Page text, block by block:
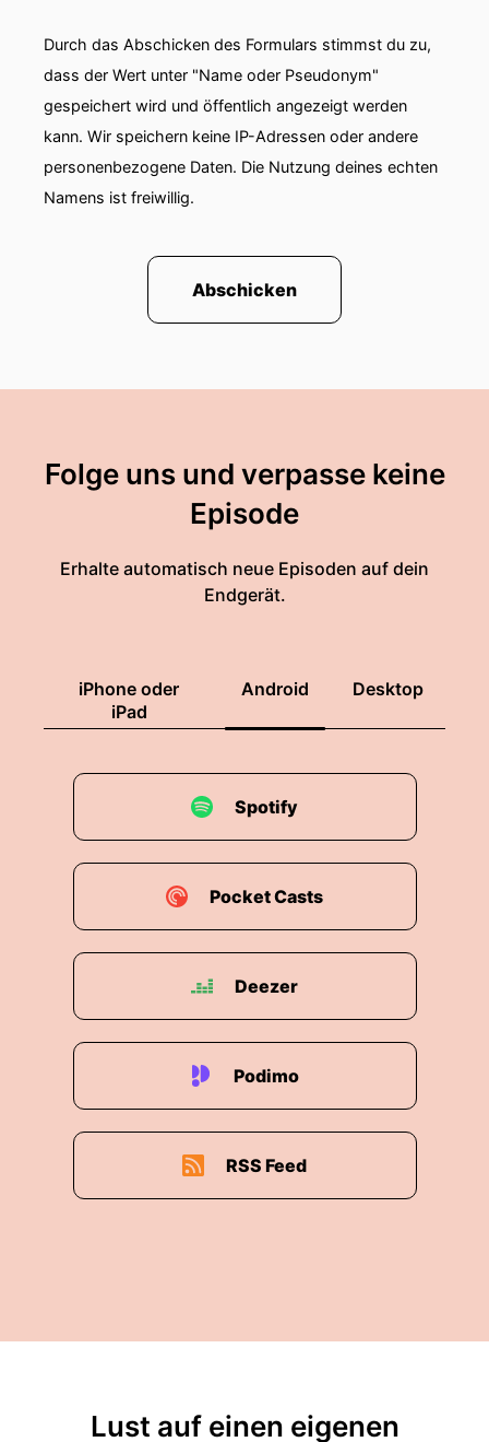
Durch das Abschicken des Formulars stimmst du zu,
dass der Wert unter "Name oder Pseudonym"
gespeichert wird und öffentlich angezeigt werden
kann. Wir speichern keine IP-Adressen oder andere
personenbezogene Daten. Die Nutzung deines echten
Namens ist freiwillig.
Abschicken
Folge uns und verpasse keine
Episode
Erhalte automatisch neue Episoden auf dein
Endgerät.
iPhone oder
iPad
Android Desktop
Spotify
Pocket Casts
Deezer
Podimo
RSS Feed
Lust auf einen eigenen